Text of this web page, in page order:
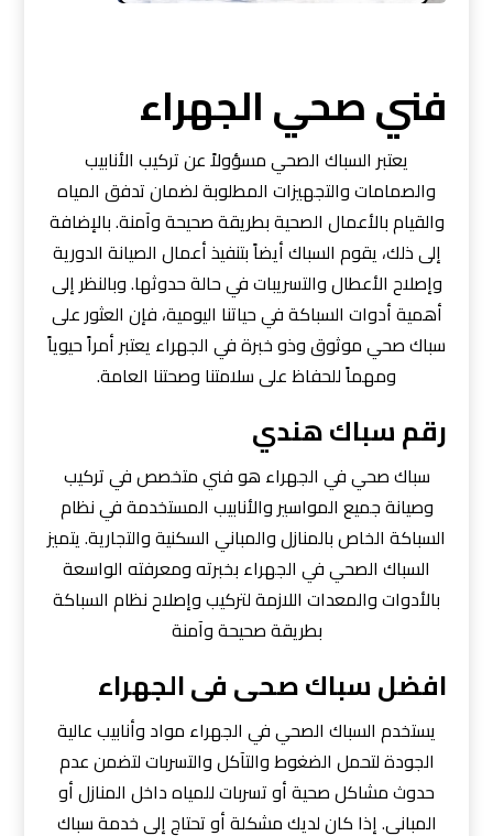
فني صحي الجهراء
يعتبر السباك الصحي مسؤولاً عن تركيب الأنابيب
والصمامات والتجهيزات المطلوبة لضمان تدفق المياه
والقيام بالأعمال الصحية بطريقة صحيحة وآمنة. بالإضافة
إلى ذلك، يقوم السباك أيضاً بتنفيذ أعمال الصيانة الدورية
وإصلاح الأعطال والتسريبات في حالة حدوثها. وبالنظر إلى
أهمية أدوات السباكة في حياتنا اليومية، فإن العثور على
سباك صحي موثوق وذو خبرة في الجهراء يعتبر أمراً حيوياً
ومهماً للحفاظ على سلامتنا وصحتنا العامة.
رﻗﻢ ﺳﺒﺎكﻫﻨﺪي
سباك صحي في الجهراء هو فني متخصص في تركيب
وصيانة جميع المواسير والأنابيب المستخدمة في نظام
السباكة الخاص بالمنازل والمباني السكنية والتجارية. يتميز
السباك الصحي في الجهراء بخبرته ومعرفته الواسعة
بالأدوات والمعدات اللازمة لتركيب وإصلاح نظام السباكة
بطريقة صحيحة وآمنة
افضل سباك صحى فى الجهراء
يستخدم السباك الصحي في الجهراء مواد وأنابيب عالية
الجودة لتحمل الضغوط والتآكل والتسربات لتضمن عدم
حدوث مشاكل صحية أو تسربات للمياه داخل المنازل أو
المباني. إذا كان لديك مشكلة أو تحتاج إلى خدمة سباك